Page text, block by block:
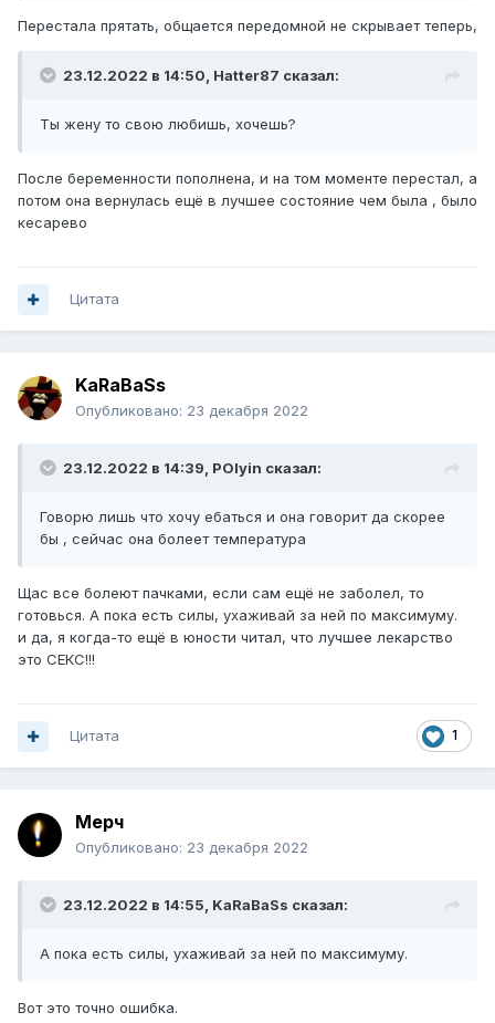
Перестала прятать, общается передомной не скрывает теперь,
23.12.2022 в 14:50, Hatter87 сказал:
Ты жену то свою любишь, хочешь?
После беременности пополнена, и на том моменте перестал, а
потом она вернулась ещё в лучшее состояние чем была , было
кесарево
Цитата
KaRaBaSs
Опубликовано: 23 декабря 2022
23.12.2022 в 14:39, POlyin сказал:
Говорю лишь что хочу ебаться и она говорит да скорее
бы , сейчас она болеет температура
Щас все болеют пачками, если сам ещё не заболел, то
готовься. А пока есть силы, ухаживай за ней по максимуму.
и да, я когда-то ещё в юности читал, что лучшее лекарство
это СЕКС!!!
1
Цитата
Мерч
Опубликовано: 23 декабря 2022
23.12.2022 в 14:55, KaRaBaSs сказал:
А пока есть силы, ухаживай за ней по максимуму.
Вот это точно ошибка.